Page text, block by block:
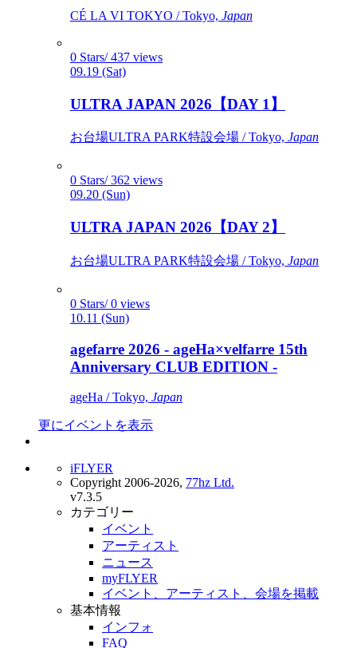
CÉ LA VI TOKYO / Tokyo, Japan
0 Stars/ 437 views
09.19 (Sat)
ULTRA JAPAN 2026【DAY 1】
お台場ULTRA PARK特設会場 / Tokyo, Japan
0 Stars/ 362 views
09.20 (Sun)
ULTRA JAPAN 2026【DAY 2】
お台場ULTRA PARK特設会場 / Tokyo, Japan
0 Stars/ 0 views
10.11 (Sun)
agefarre 2026 - ageHa×velfarre 15th
Anniversary CLUB EDITION -
ageHa / Tokyo, Japan
更にイベントを表示
iFLYER
Copyright 2006-2026, 77hz Ltd.
v7.3.5
カテゴリー
イベント
アーティスト
ニュース
myFLYER
イベント、アーティスト、会場を掲載
基本情報
インフォ
FAQ